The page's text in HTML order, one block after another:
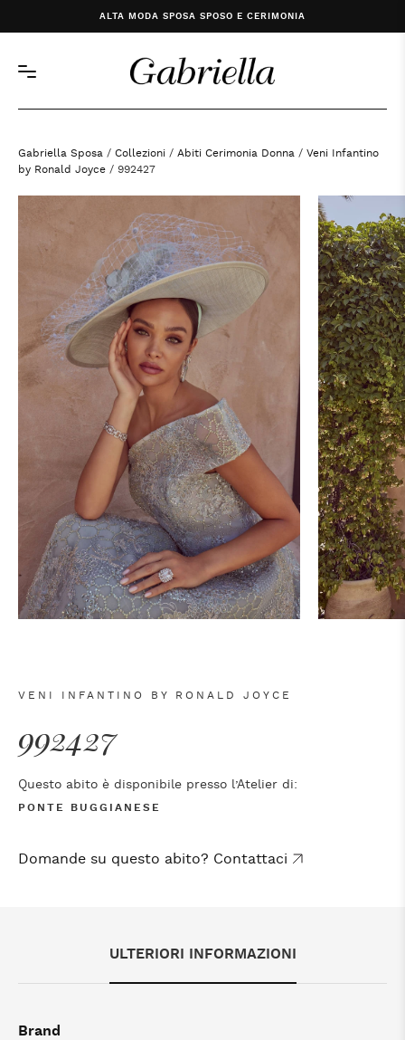
ALTA MODA SPOSA SPOSO E CERIMONIA
Gabriella Sposa / Collezioni / Abiti Cerimonia Donna / Veni Infantino
by Ronald Joyce / 992427
ULTERIORI INFORMAZIONI
Brand
VENI INFANTINO BY RONALD JOYCE
992427
Questo abito è disponibile presso l’Atelier di:
PONTE BUGGIANESE
Domande su questo abito? Contattaci